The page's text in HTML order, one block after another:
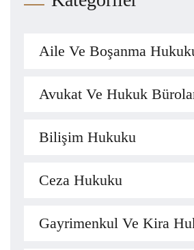
Aile Ve Boşanma
Avukat Ve Hukuk
Bilişim Hukuku
Ceza Hukuku
Gayrimenkul Ve Kira